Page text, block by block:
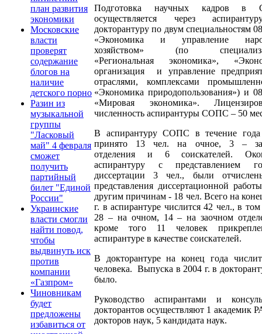
план развития
экономики
Московские
власти
проверят
содержание
блогов на
наличие
детского порно
Разин из
музыкальной
группы
"Ласковый
май" 4 февраля
сможет
получить
партийный
билет "Единой
России"
Украинские
власти смогли
найти повод,
чтобы
выдвинуть иск
против
компании
«Газпром»
Чиновникам
будет
предложены
избавиться от
Подготовка научных кадров в
осуществляется через
докторантуру по двум специальностям
«Экономика и управление
хозяйством» (по
«Региональная экономика»,
организация и управление
отраслями, комплексами
«Экономика природопользования») и
«Мировая экономика».
численность аспирантуры СОПС – 50
В аспирантуру СОПС в течение
принято 13 чел. на очное, 3 –
отделения и 6 соискателей.
аспирантуру с представлением
диссертации 3 чел., были
представления диссертационной
другим причинам - 18 чел. Всего на
г. в аспирантуре числится 42 чел., в том
28 – на очном, 14 – на заочном
кроме того 11 человек
аспирантуре в качестве соискателей.
В докторантуре на конец года
человека. Выпуска в 2004 г. в
было.
Руководство аспирантами и
докторантов осуществляют 1 академик
докторов наук, 5 кандидата наук.